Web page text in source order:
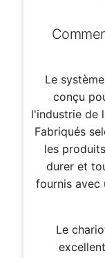
Le
conçu
l'industrie de
Fabriqués
les
durer et
fournis avec
Le